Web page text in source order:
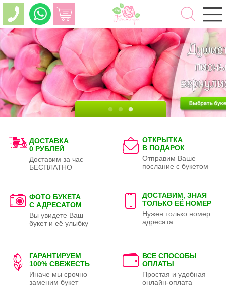
ДОСТАВКА
0 РУБЛЕЙ
Доставим за час
БЕСПЛАТНО
ОТКРЫТКА
В ПОДАРОК
Отправим Ваше
послание с букетом
ФОТО БУКЕТА
С АДРЕСАТОМ
Вы увидете Ваш
букет и её улыбку
ДОСТАВИМ, ЗНАЯ
ТОЛЬКО ЕЁ НОМЕР
Нужен только номер
адресата
ГАРАНТИРУЕМ
100% СВЕЖЕСТЬ
Иначе мы срочно
заменим букет
ВСЕ СПОСОБЫ
ОПЛАТЫ
Простая и удобная
онлайн-оплата